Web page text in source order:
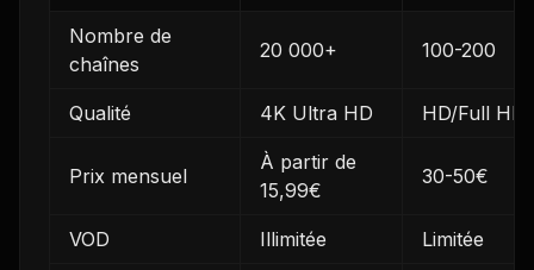
Nombre de
chaînes
20 000+ 100-200
Qualité 4K Ultra HD HD/Full HD
Prix mensuel
À partir de
15,99€
30-50€
VOD Illimitée Limitée